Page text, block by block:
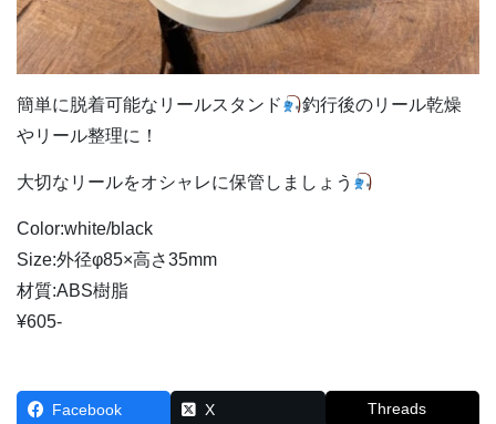
簡単に脱着可能なリールスタンド
釣行後のリール乾燥
やリール整理に！
大切なリールをオシャレに保管しましょう
Color:white/black
Size:外径φ85×高さ35mm
材質:ABS樹脂
¥605-
Facebook X Threads